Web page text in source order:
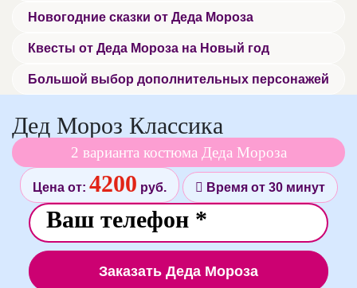
Новогодние сказки от Деда Мороза
Квесты от Деда Мороза на Новый год
Большой выбор дополнительных персонажей
Дед Мороз Классика
2 варианта костюма Деда Мороза
Цена от: 4200 руб. Время от 30 минут
Заказать Деда Мороза